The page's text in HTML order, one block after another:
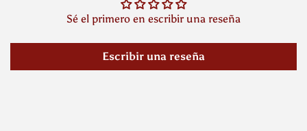
Sé el primero en escribir una reseña
Escribir una reseña